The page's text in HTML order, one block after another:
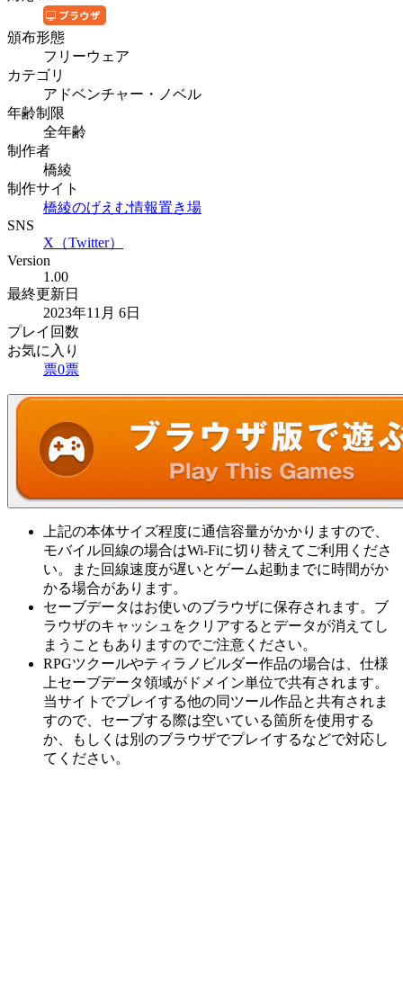
頒布形態
フリーウェア
カテゴリ
アドベンチャー・ノベル
年齢制限
全年齢
制作者
橋綾
制作サイト
橋綾のげえむ情報置き場
SNS
X（Twitter）
Version
1.00
最終更新日
2023年11月 6日
プレイ回数
お気に入り
票0票
上記の本体サイズ程度に通信容量がかかりますので、
モバイル回線の場合はWi-Fiに切り替えてご利用くださ
い。また回線速度が遅いとゲーム起動までに時間がか
かる場合があります。
セーブデータはお使いのブラウザに保存されます。ブ
ラウザのキャッシュをクリアするとデータが消えてし
まうこともありますのでご注意ください。
RPGツクールやティラノビルダー作品の場合は、仕様
上セーブデータ領域がドメイン単位で共有されます。
当サイトでプレイする他の同ツール作品と共有されま
すので、セーブする際は空いている箇所を使用する
か、もしくは別のブラウザでプレイするなどで対応し
てください。